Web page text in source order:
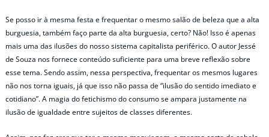
Se posso ir à mesma festa e frequentar o mesmo salão de beleza que a alta
burguesia, também faço parte da alta burguesia, certo? Não! Isso é apenas
mais uma das ilusões do nosso sistema capitalista periférico. O autor Jessé
de Souza nos fornece conteúdo suficiente para uma breve reflexão sobre
esse tema. Sendo assim, nessa perspectiva, frequentar os mesmos lugares
não nos torna iguais, já que isso não passa de “ilusão do sentido imediato e
cotidiano”. A magia do fetichismo do consumo se ampara justamente na
ilusão de igualdade entre sujeitos de classes diferentes.